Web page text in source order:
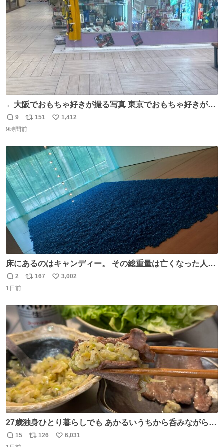
数
←大阪でおもちゃ好きが撮る写真 東京でおもちゃ好きが撮
る写真→
返
信
9
リ
ポ
ト
数
151
い
数
1,412
9時間前
床にあるのはキャンディー。 その総重量は亡くなった人と
同等の重さだそうです。 鑑賞者は一つ持ち帰れますが、亡
くなった人の一部を持ち帰っているような感覚になりまし
術館
返
信
2
リ
ト
数
167
い
3,002
1日前
27歳独身ひとり暮らしでも あかるいうちから呑みながらキ
返
15
リ
126
い
6,031